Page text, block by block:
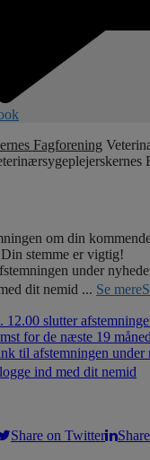
Fagforening
om din
stemme er vigtig!
under
dit nemid ... Se mere
Share on Twitter